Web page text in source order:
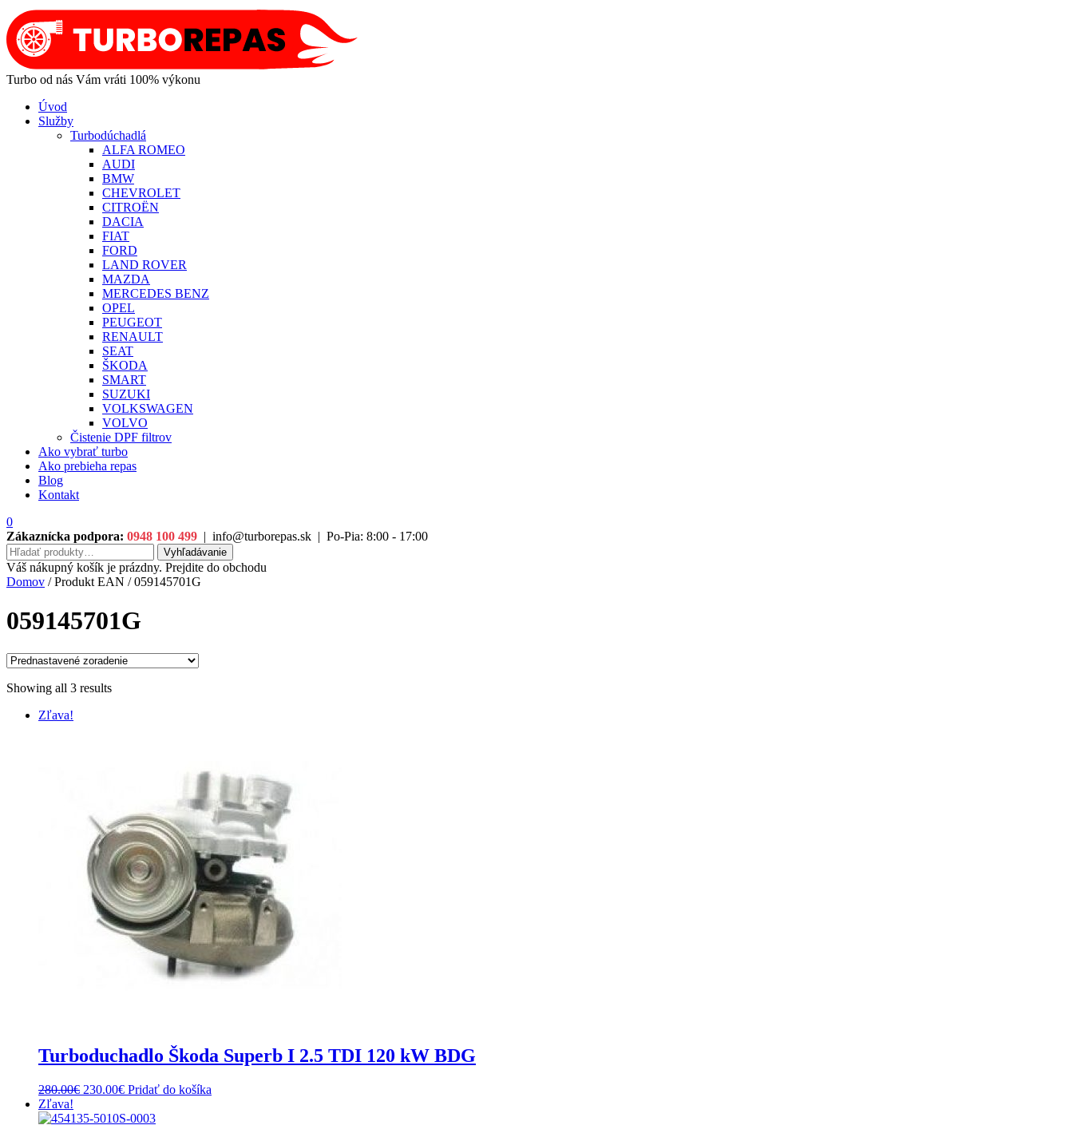
Turbo od nás Vám vráti 100% výkonu
Úvod
Služby
Turbodúchadlá
ALFA ROMEO
AUDI
BMW
CHEVROLET
CITROËN
DACIA
FIAT
FORD
LAND ROVER
MAZDA
MERCEDES BENZ
OPEL
PEUGEOT
RENAULT
SEAT
ŠKODA
SMART
SUZUKI
VOLKSWAGEN
VOLVO
Čistenie DPF filtrov
Ako vybrať turbo
Ako prebieha repas
Blog
Kontakt
0
Zákaznícka podpora: 0948 100 499 | info@turborepas.sk | Po-Pia: 8:00 - 17:00
Hľadať:
Vyhľadávanie
Váš nákupný košík je prázdny. Prejdite do obchodu
Domov / Produkt EAN / 059145701G
059145701G
Showing all 3 results
Zľava!
Turboduchadlo Škoda Superb I 2.5 TDI 120 kW BDG
280.00€ Original
was:
230.00€Current
is:
Pridať do košíka
Zľava!